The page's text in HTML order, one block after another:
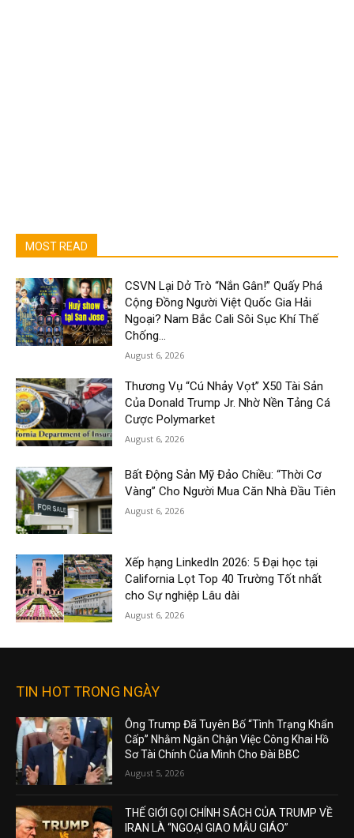
MOST READ
CSVN Lại Dở Trò “Nắn Gân!” Quấy Phá
Cộng Đồng Người Việt Quốc Gia Hải
Ngoại? Nam Bắc Cali Sôi Sục Khí Thế
Chống...
August 6, 2026
Thương Vụ “Cú Nhảy Vọt” X50 Tài Sản
Của Donald Trump Jr. Nhờ Nền Tảng Cá
Cược Polymarket
August 6, 2026
Bất Động Sản Mỹ Đảo Chiều: “Thời Cơ
Vàng” Cho Người Mua Căn Nhà Đầu Tiên
August 6, 2026
Xếp hạng LinkedIn 2026: 5 Đại học tại
California Lọt Top 40 Trường Tốt nhất
cho Sự nghiệp Lâu dài
August 6, 2026
TIN HOT TRONG NGÀY
Ông Trump Đã Tuyên Bố “Tình Trạng Khẩn
Cấp” Nhằm Ngăn Chặn Việc Công Khai Hồ
Sơ Tài Chính Của Mình Cho Đài BBC
August 5, 2026
THẾ GIỚI GỌI CHÍNH SÁCH CỦA TRUMP VỀ
IRAN LÀ “NGOẠI GIAO MẪU GIÁO”